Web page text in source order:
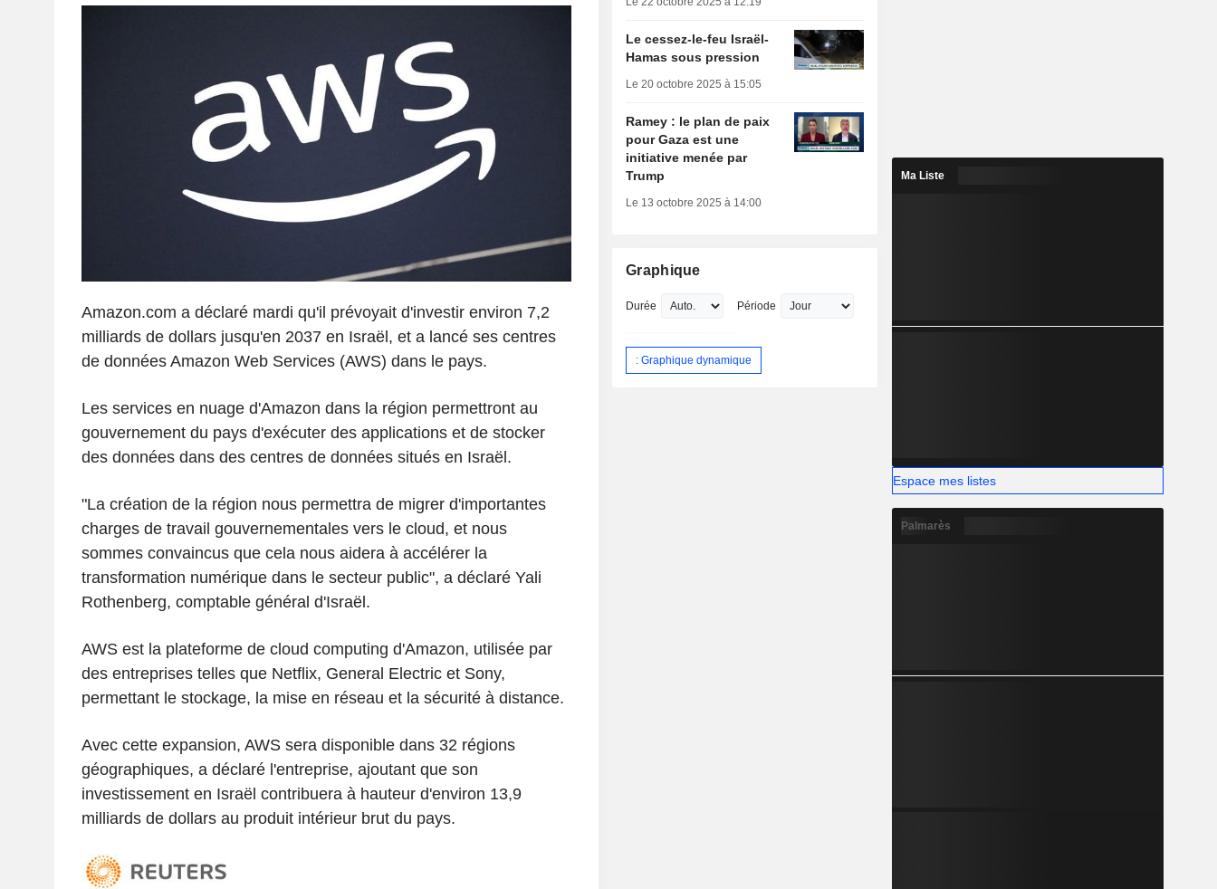
Amazon.com a déclaré mardi qu'il prévoyait d'investir environ 7,2
milliards de dollars jusqu'en 2037 en Israël, et a lancé ses centres
de données Amazon Web Services (AWS) dans le pays.
Les services en nuage d'Amazon dans la région permettront au
gouvernement du pays d'exécuter des applications et de stocker
des données dans des centres de données situés en Israël.
"La création de la région nous permettra de migrer d'importantes
charges de travail gouvernementales vers le cloud, et nous
sommes convaincus que cela nous aidera à accélérer la
transformation numérique dans le secteur public", a déclaré Yali
Rothenberg, comptable général d'Israël.
AWS est la plateforme de cloud computing d'Amazon, utilisée par
des entreprises telles que Netflix, General Electric et Sony,
permettant le stockage, la mise en réseau et la sécurité à distance.
Avec cette expansion, AWS sera disponible dans 32 régions
géographiques, a déclaré l'entreprise, ajoutant que son
investissement en Israël contribuera à hauteur d'environ 13,9
milliards de dollars au produit intérieur brut du pays.
Le cessez-le-feu Israël-
Hamas sous pression
Le 20 octobre 2025 à 15:05
Ramey : le plan de paix
pour Gaza est une
initiative menée par
Trump
Le 13 octobre 2025 à 14:00
Graphique
Durée Période
: Graphique dynamique
Ma Liste
Espace mes listes
Palmarès